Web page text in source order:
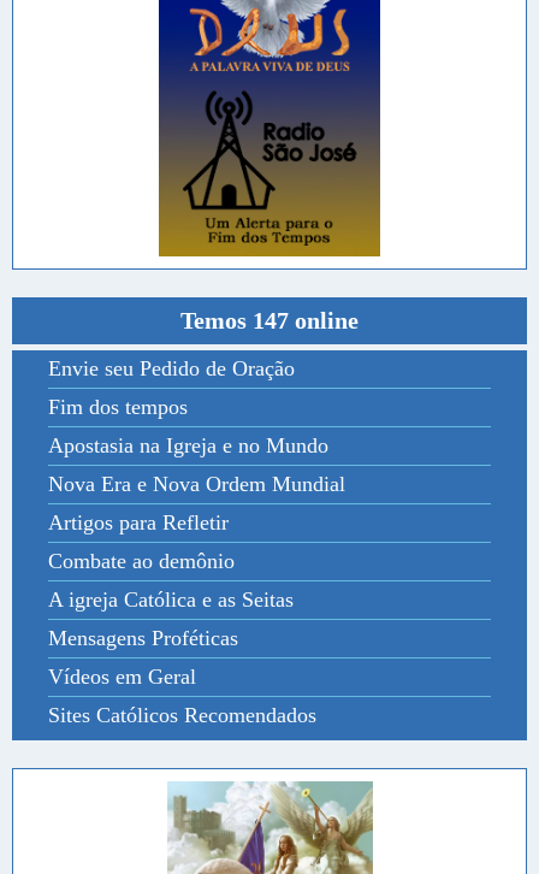
Temos 147 online
Envie seu Pedido de Oração
Fim dos tempos
Apostasia na Igreja e no Mundo
Nova Era e Nova Ordem Mundial
Artigos para Refletir
Combate ao demônio
A igreja Católica e as Seitas
Mensagens Proféticas
Vídeos em Geral
Sites Católicos Recomendados